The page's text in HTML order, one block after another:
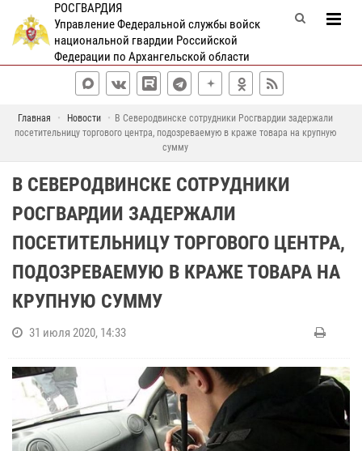
РОСГВАРДИЯ
Управление Федеральной службы войск
национальной гвардии Российской
Федерации по Архангельской области
Главная Новости
В Северодвинске сотрудники Росгвардии задержали
посетительницу торгового центра, подозреваемую в краже товара на крупную
сумму
В СЕВЕРОДВИНСКЕ СОТРУДНИКИ
РОСГВАРДИИ ЗАДЕРЖАЛИ
ПОСЕТИТЕЛЬНИЦУ ТОРГОВОГО ЦЕНТРА,
ПОДОЗРЕВАЕМУЮ В КРАЖЕ ТОВАРА НА
КРУПНУЮ СУММУ
31 июля 2020, 14:33